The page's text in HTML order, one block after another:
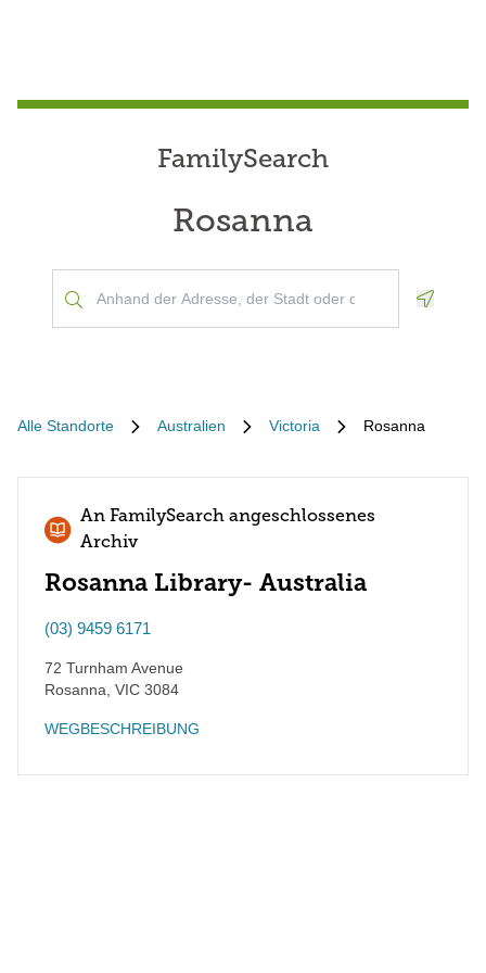
FamilySearch
Rosanna
Alle Standorte Australien Victoria Rosanna
An FamilySearch angeschlossenes
Archiv
Rosanna Library- Australia
(03) 9459 6171
72 Turnham Avenue
Rosanna VIC 3084
WEGBESCHREIBUNG